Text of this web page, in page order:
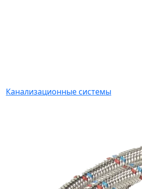
Канализационные системы